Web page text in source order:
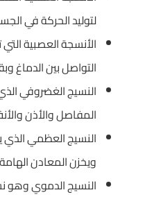
لتوليد الحركة في
الأنسجة العصبية
التواصل بين الدماغ
النسيج الغضروفي
المفاصل والأذن
النسيج العظمي
ويخزن المعادن
النسيج الدموي وهو